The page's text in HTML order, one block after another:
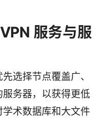
服务与服
选择节点覆盖广、
务器，以获得更低
术数据库和大文件